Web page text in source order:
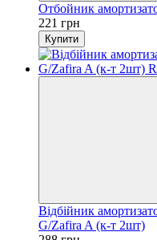
Отбойник
221 грн
Купити
Відбійник
G/Zafira A (к-т 2шт)